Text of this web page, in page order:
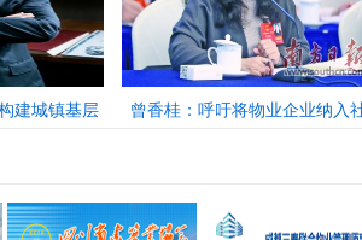
建城镇基层 曾香桂：呼吁将物业企业纳入